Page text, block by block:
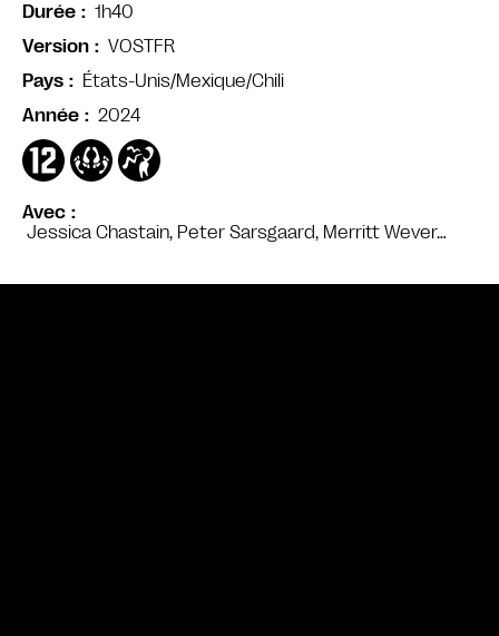
Avec
Jessica Chastain, Peter Sarsgaard, Merritt Wever…
Durée
1h40
Version
VOSTFR
Pays
États-Unis/Mexique/Chili
Année
2024